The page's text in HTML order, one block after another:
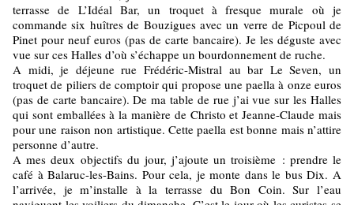
terrasse de L’Idéal Bar, un troquet à fresque murale où je
commande six huîtres de Bouzigues avec un verre de Picpoul de
Pinet pour neuf euros (pas de carte bancaire). Je les déguste avec
vue sur ces Halles d’où s’échappe un bourdonnement de ruche.
A midi, je déjeune rue Frédéric-Mistral au bar Le Seven, un
troquet de piliers de comptoir qui propose une paella à onze euros
(pas de carte bancaire). De ma table de rue j’ai vue sur les Halles
qui sont emballées à la manière de Christo et Jeanne-Claude mais
pour une raison non artistique. Cette paella est bonne mais n’attire
personne d’autre.
A mes deux objectifs du jour, j’ajoute un troisième : prendre le
café à Balaruc-les-Bains. Pour cela, je monte dans le bus Dix. A
l’arrivée, je m’installe à la terrasse du Bon Coin. Sur l’eau